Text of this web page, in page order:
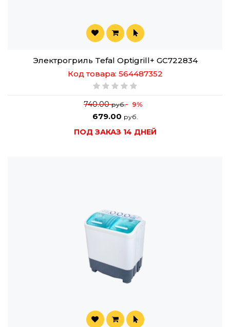
Электрогриль Tefal Optigrill+ GC722834
Код товара: 564487352
740.00руб. 9%
679.00 руб.
ПОД ЗАКАЗ 14 ДНЕЙ